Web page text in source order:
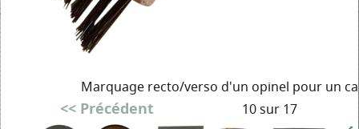
Marquage recto/verso d'un opinel pour un
<< Précédent 10 sur 17